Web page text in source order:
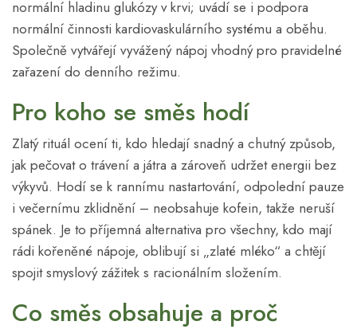
normální hladinu glukózy v krvi; uvádí se i podpora
normální činnosti kardiovaskulárního systému a oběhu.
Společně vytvářejí vyvážený nápoj vhodný pro pravidelné
zařazení do denního režimu.
Pro koho se směs hodí
Zlatý rituál ocení ti, kdo hledají snadný a chutný způsob,
jak pečovat o trávení a játra a zároveň udržet energii bez
výkyvů. Hodí se k rannímu nastartování, odpolední pauze
i večernímu zklidnění – neobsahuje kofein, takže neruší
spánek. Je to příjemná alternativa pro všechny, kdo mají
rádi kořeněné nápoje, oblibují si „zlaté mléko“ a chtějí
spojit smyslový zážitek s racionálním složením.
Co směs obsahuje a proč